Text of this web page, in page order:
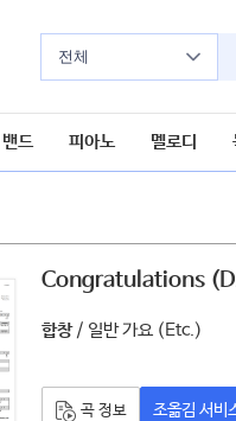
전체
밴드 피아노 멜로디
Congratulations
합창/ 일반 가요 (Etc.)
곡 정보 조옮김 서비